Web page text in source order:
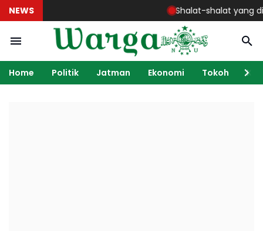
NEWS Shalat-shalat yang
Home Politik Jatman Ekonomi Tokoh